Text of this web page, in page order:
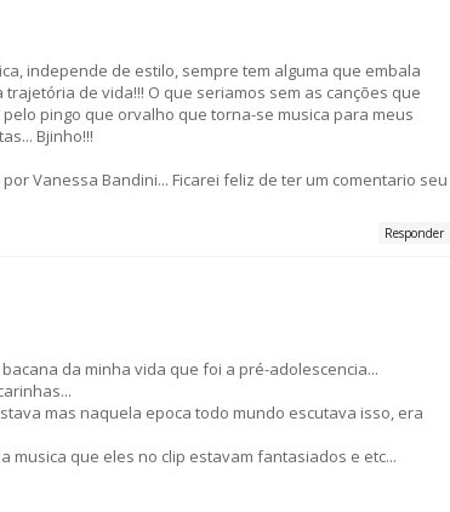
independe de estilo, sempre tem alguma que embala
de vida!!! O que seriamos sem as canções que
pingo que orvalho que torna-se musica para meus
Bjinho!!!
Vanessa Bandini... Ficarei feliz de ter um comentario seu
Responder
da minha vida que foi a pré-adolescencia...
mas naquela epoca todo mundo escutava isso, era
que eles no clip estavam fantasiados e etc...